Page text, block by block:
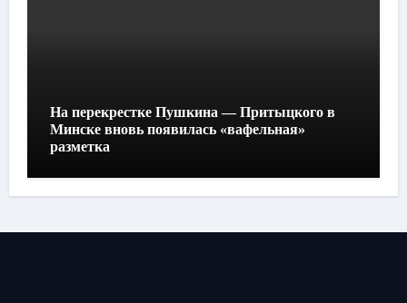
На перекрестке Пушкина — Притыцкого в
Минске вновь появилась «вафельная»
разметка